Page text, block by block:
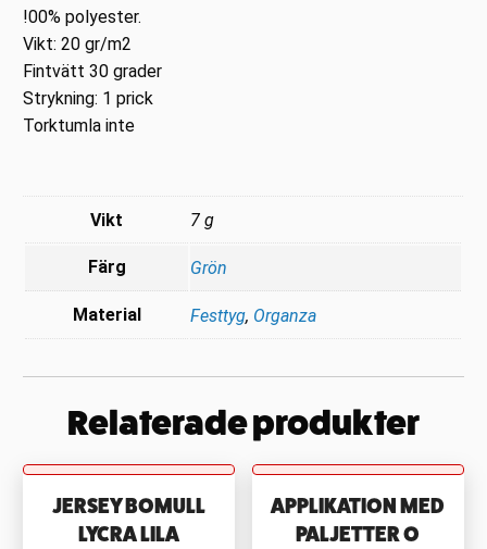
!00% polyester.
Vikt: 20 gr/m2
Fintvätt 30 grader
Strykning: 1 prick
Torktumla inte
Vikt 7 g
Färg Grön
Material Festtyg, Organza
Relaterade produkter
JERSEY BOMULL
LYCRA LILA
APPLIKATION MED
PALJETTER O